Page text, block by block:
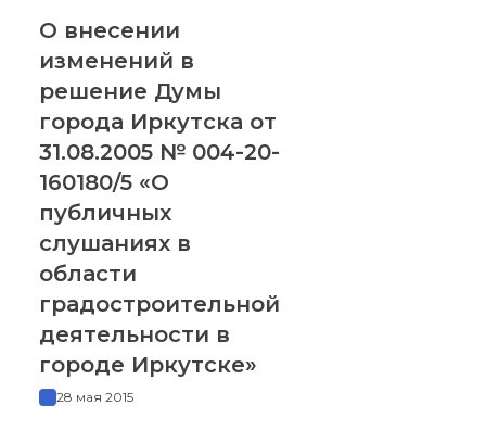
О внесении
изменений в
решение Думы
города Иркутска от
31.08.2005 № 004-20-
160180/5 «О
публичных
слушаниях в
области
градостроительной
деятельности в
городе Иркутске»
28 мая 2015